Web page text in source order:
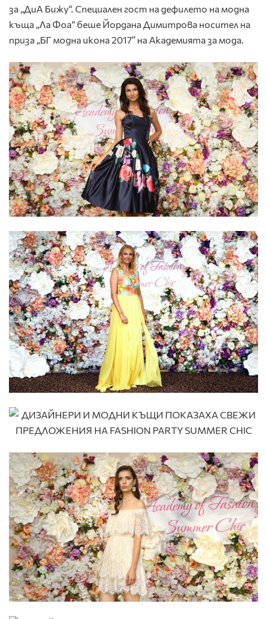
за „ДиА Бижу“. Специален гост на дефилето на модна
къща „Ла Фоа“ беше Йордана Димитрова носител на
приза „БГ модна икона 2017” на Академията за мода.